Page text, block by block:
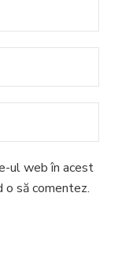
ul web în acest
o să comentez.